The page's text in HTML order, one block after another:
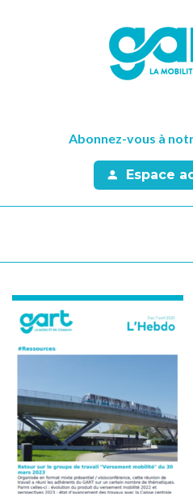
Abonnez-vous à
Espace